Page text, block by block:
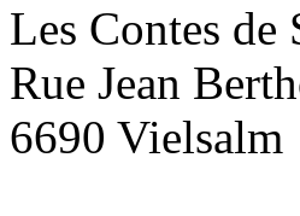
Les Contes de
Rue Jean
6690 Vielsalm